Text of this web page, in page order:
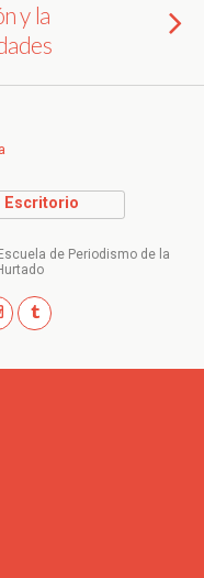
y la
Escritorio
de Periodismo de la